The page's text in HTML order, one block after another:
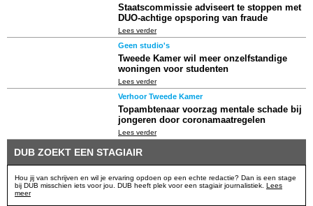
Staatscommissie adviseert te stoppen met
DUO-achtige opsporing van fraude
Lees verder
Geen studio's
Tweede Kamer wil meer onzelfstandige
woningen voor studenten
Lees verder
Verhoor Tweede Kamer
Topambtenaar voorzag mentale schade bij
jongeren door coronamaatregelen
Lees verder
DUB ZOEKT EEN STAGIAIR
Hou jij van schrijven en wil je ervaring opdoen op een echte redactie? Dan is een stage
bij DUB misschien iets voor jou. DUB heeft plek voor een stagiair journalistiek. Lees
meer